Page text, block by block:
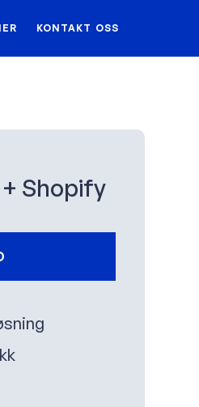
KONTAKT OSS
Shopify